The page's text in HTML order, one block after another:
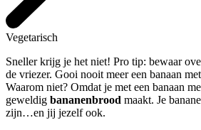
Vegetarisch
Sneller krijg je het niet! Pro tip: bewaar
de vriezer. Gooi nooit meer een banaan
Waarom niet? Omdat je met een banaan
geweldig bananenbrood maakt. Je
zijn…en jij jezelf ook.